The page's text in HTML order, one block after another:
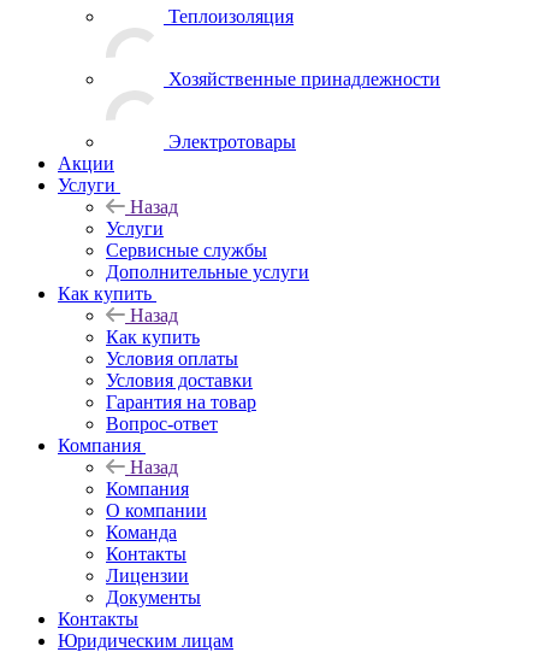
Теплоизоляция
Хозяйственные принадлежности
Электротовары
Акции
Услуги
Назад
Услуги
Сервисные службы
Дополнительные услуги
Как купить
Назад
Как купить
Условия оплаты
Условия доставки
Гарантия на товар
Вопрос-ответ
Компания
Назад
Компания
О компании
Команда
Контакты
Лицензии
Документы
Контакты
Юридическим лицам